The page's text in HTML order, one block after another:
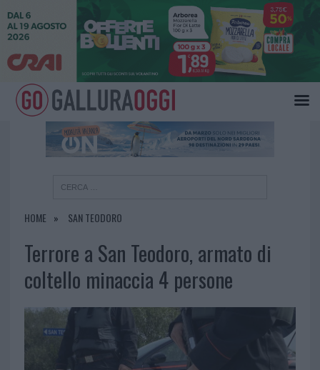
HOME SAN TEODORO
Terrore a San Teodoro, armato di
coltello minaccia 4 persone
×